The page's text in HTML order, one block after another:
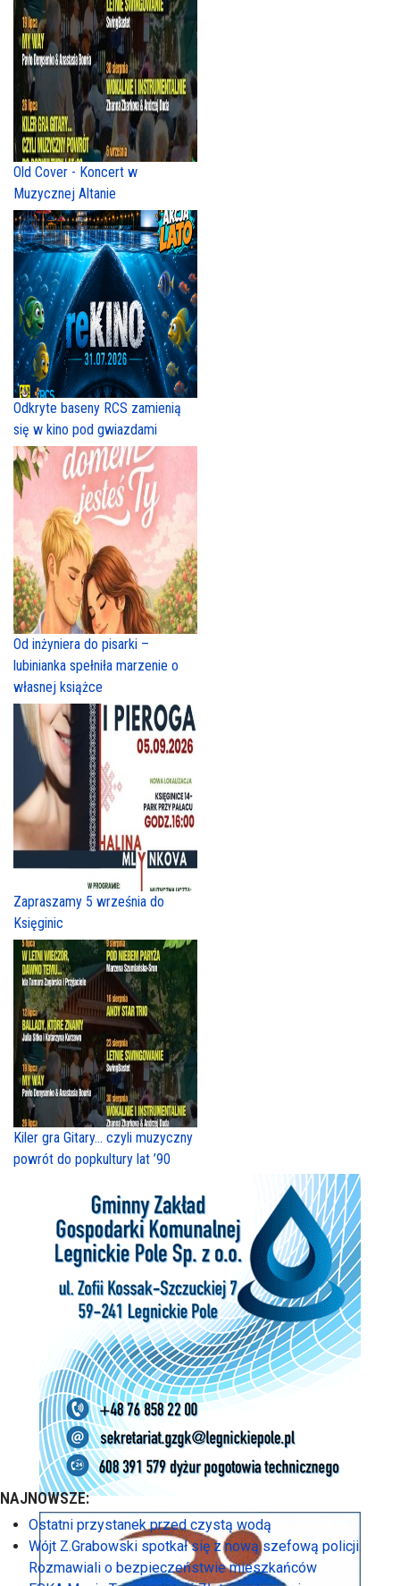
Old Cover - Koncert w
Muzycznej Altanie
Odkryte baseny RCS zamienią
się w kino pod gwiazdami
Od inżyniera do pisarki –
lubinianka spełniła marzenie o
własnej książce
Zapraszamy 5 września do
Księginic
Kiler gra Gitary… czyli muzyczny
powrót do popkultury lat ’90
NAJNOWSZE:
Ostatni przystanek przed czystą wodą
Wójt Z.Grabowski spotkał się z nową szefową policji.
Rozmawiali o bezpieczeństwie mieszkańców